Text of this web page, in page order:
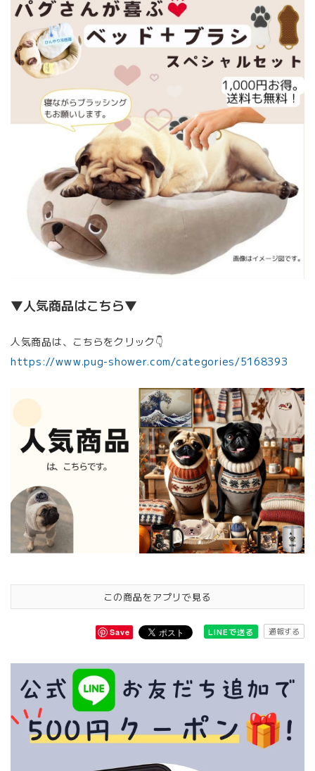
▼人気商品はこちら▼
人気商品は、こちらをクリック👇
https://www.pug-shower.com/categories/5168393
この商品をアプリで見る
Save LINEで送る 通報する